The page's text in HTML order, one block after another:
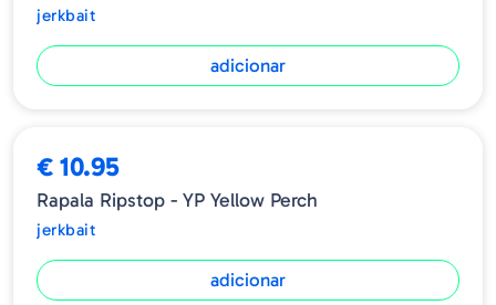
jerkbait
adicionar
€ 10.95
Rapala Ripstop - YP Yellow Perch
jerkbait
adicionar